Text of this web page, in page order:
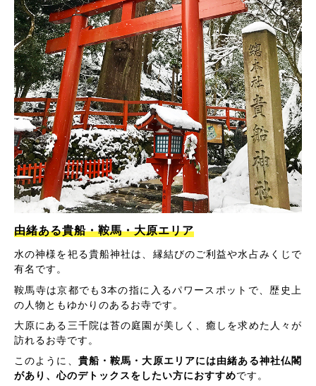
由緒ある貴船・鞍馬・大原エリア
水の神様を祀る貴船神社は、縁結びのご利益や水占みくじで
有名です。
鞍馬寺は京都でも3本の指に入るパワースポットで、歴史上
の人物ともゆかりのあるお寺です。
大原にある三千院は苔の庭園が美しく、癒しを求めた人々が
訪れるお寺です。
このように、 貴船・鞍馬・大原エリアには由緒ある神社仏閣
があり、心のデトックスをしたい方におすすめです。